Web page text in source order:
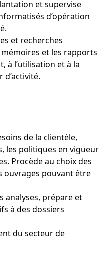
et supervise
d’opération
et recherches
et les rapports
à l’utilisation et à la
de la clientèle,
les politiques en vigueur
Procède au choix des
ouvrages pouvant être
analyses, prépare et
à des dossiers
du secteur de